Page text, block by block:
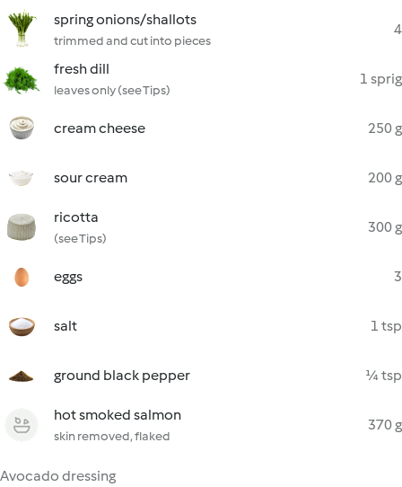
spring onions/shallots
trimmed and cut into pieces
4
fresh dill
leaves only (see Tips)
1 sprig
cream cheese 250 g
sour cream 200 g
ricotta
(see Tips)
300 g
eggs 3
salt 1 tsp
ground black pepper ¼ tsp
hot smoked salmon
skin removed, flaked
370 g
Avocado dressing